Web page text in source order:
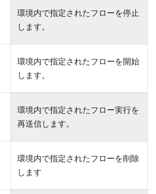
環境内で指定されたフローを停止
します。
環境内で指定されたフローを開始
します。
環境内で指定されたフロー実行を
再送信します。
環境内で指定されたフローを削除
します